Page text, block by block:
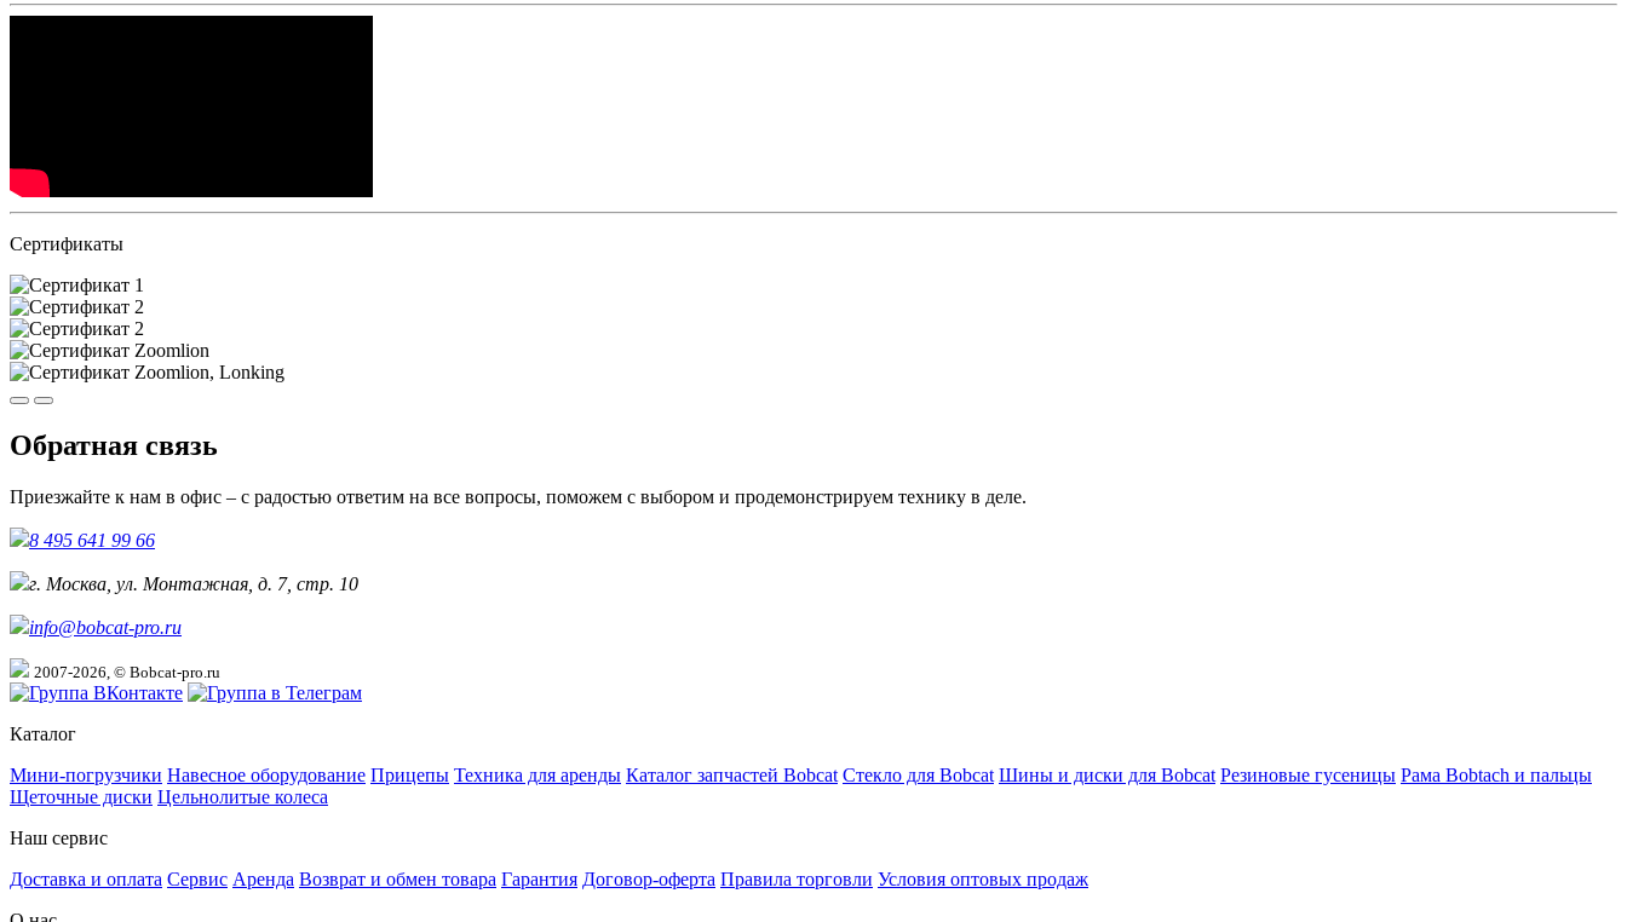
Сертификаты
Обратная связь
Приезжайте к нам в офис – с радостью ответим на все вопросы, поможем с выбором и продемонстрируем технику в деле.
8 495 641 99 66
г. Москва, ул. Монтажная, д. 7, стр. 10
info@bobcat-pro.ru
2007-2026, © Bobcat-pro.ru
Каталог
Мини-погрузчики Навесное оборудование Прицепы Техника для аренды Каталог запчастей Bobcat Стекло для Bobcat Шины и диски для Bobcat Резиновые гусеницы Рама Bobtach и пальцы
Щеточные диски Цельнолитые колеса
Наш сервис
Доставка и оплата Сервис Аренда Возврат и обмен товара Гарантия Договор-оферта Правила торговли Условия оптовых продаж